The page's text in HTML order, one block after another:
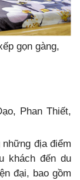
gọn gàng,
Phan Thiết,
địa điểm
khách đến du
đại, bao gồm